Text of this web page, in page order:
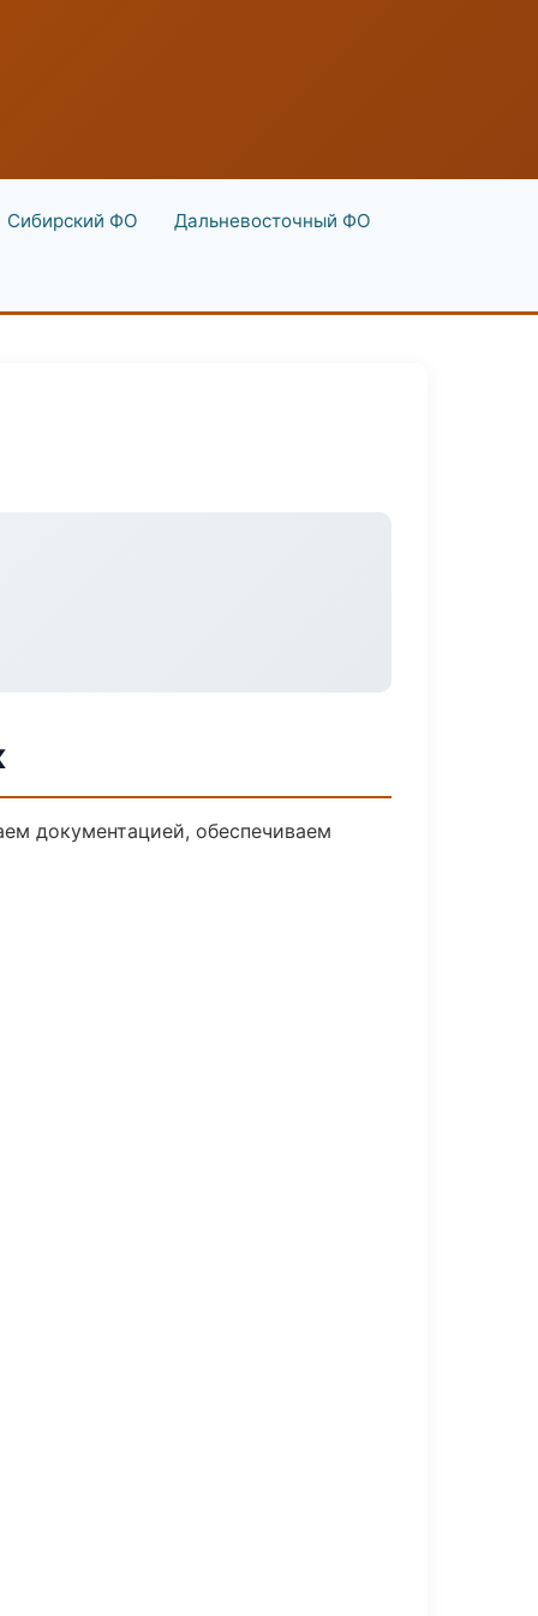
Сибирский ФО Дальневосточный ФО
документацией, обеспечиваем